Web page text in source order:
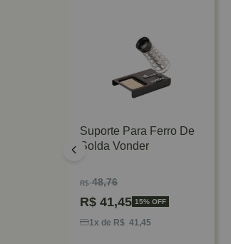
Suporte Para Ferro De
Solda Vonder
R$48,76
R$ 41,45 15% OFF
1x de R$ 41,45